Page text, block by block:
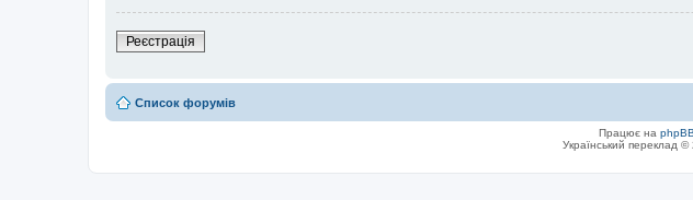
Реєстрація
Список форумів
Працює на phpBB
Український переклад